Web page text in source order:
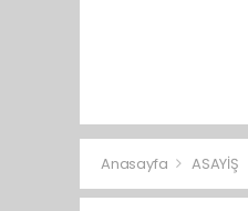
Anasayfa ASAYİŞ